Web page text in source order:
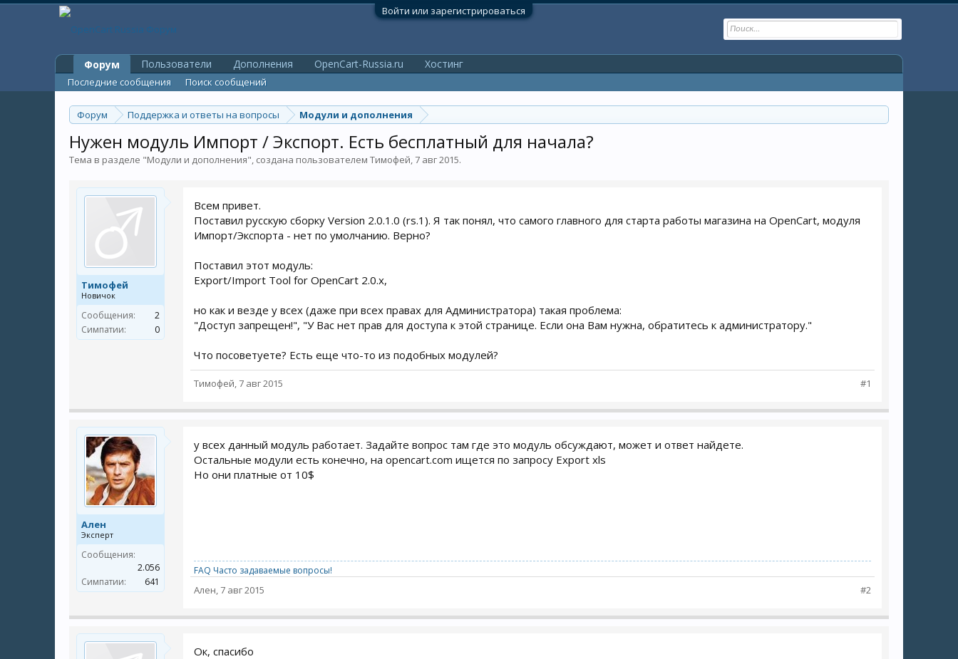
Войти или зарегистрироваться
Форум Поддержка и ответы на вопросы Модули и дополнения
Нужен модуль Импорт / Экспорт. Есть бесплатный для начала?
Тема в разделе "Модули и дополнения", создана пользователем Тимофей,7 авг 2015.
Тимофей
Новичок
Сообщения:
2
Симпатии:
0
Всем привет.
Поставил русскую сборку Version 2.0.1.0 (rs.1). Я так понял, что самого главного для старта работы магазина на OpenCart, модуля
Импорт/Экспорта - нет по умолчанию. Верно?
Поставил этот модуль:
Export/Import Tool for OpenCart 2.0.x,
но как и везде у всех (даже при всех правах для Администратора) такая проблема:
"Доступ запрещен!", "У Вас нет прав для доступа к этой странице. Если она Вам нужна, обратитесь к администратору."
Что посоветуете? Есть еще что-то из подобных модулей?
Тимофей,7 авг 2015 #1
Ален
Эксперт
Сообщения:
2.056
Симпатии:
641
у всех данный модуль работает. Задайте вопрос там где это модуль обсуждают, может и ответ найдете.
Остальные модули есть конечно, на opencart.com ищется по запросу Export xls
Но они платные от 10$
FAQ Часто задаваемые вопросы!
Ален,7 авг 2015 #2
Ок, спасибо
Форум
Последние сообщения Поиск сообщений
Пользователи Дополнения OpenCart-Russia.ru Хостинг